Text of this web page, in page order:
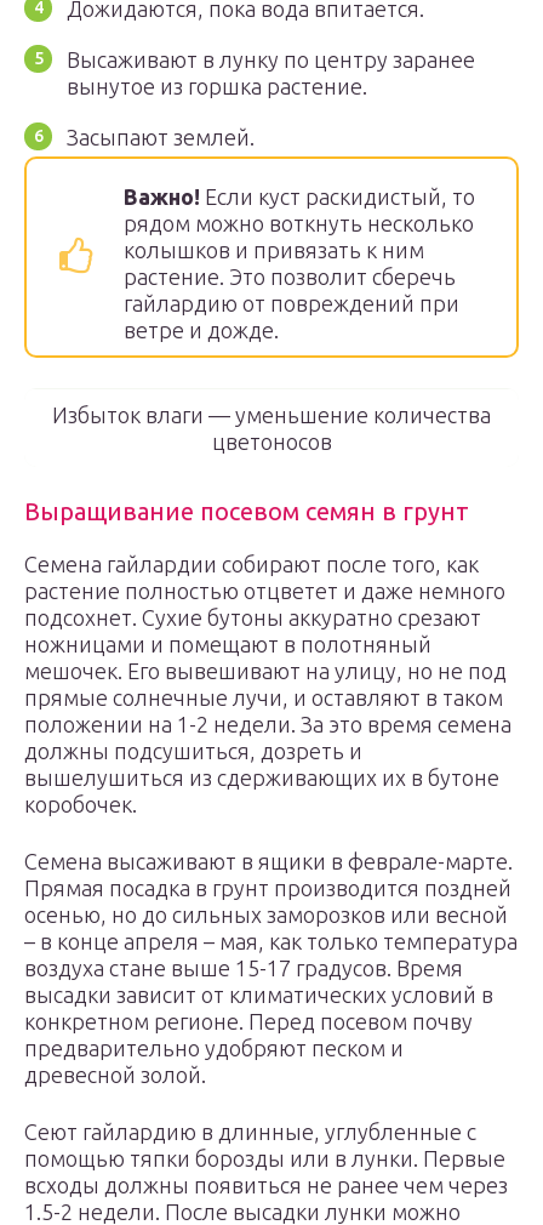
Дожидаются, пока вода впитается.
Высаживают в лунку по центру заранее
вынутое из горшка растение.
Засыпают землей.
Важно! Если куст раскидистый, то
рядом можно воткнуть несколько
колышков и привязать к ним
растение. Это позволит сберечь
гайлардию от повреждений при
ветре и дожде.
Избыток влаги — уменьшение количества
цветоносов
Выращивание посевом семян в грунт
Семена гайлардии собирают после того, как
растение полностью отцветет и даже немного
подсохнет. Сухие бутоны аккуратно срезают
ножницами и помещают в полотняный
мешочек. Его вывешивают на улицу, но не под
прямые солнечные лучи, и оставляют в таком
положении на 1-2 недели. За это время семена
должны подсушиться, дозреть и
вышелушиться из сдерживающих их в бутоне
коробочек.
Семена высаживают в ящики в феврале-марте.
Прямая посадка в грунт производится поздней
осенью, но до сильных заморозков или весной
– в конце апреля – мая, как только температура
воздуха стане выше 15-17 градусов. Время
высадки зависит от климатических условий в
конкретном регионе. Перед посевом почву
предварительно удобряют песком и
древесной золой.
Сеют гайлардию в длинные, углубленные с
помощью тяпки борозды или в лунки. Первые
всходы должны появиться не ранее чем через
1.5-2 недели. После высадки лунки можно